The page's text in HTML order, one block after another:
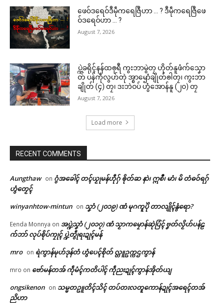
ဌာန်ပရိုၚ်ဗၠးၜးမန်
ရုဲစှ်
ပရိုၚ်လက္ကရဴအိုတ်
🏛 လညာတ်ပါ်ပဲါ
ဗွဳဒဳယဵု
Related
ဗီုလဵုပံက်အာ ပွံက်အဓိပ္ပဲါၜိုဟ်လ
May 18, 2026
In "လိက်ပရေၚ်"
July 14, 2026
In "ဂလာန်ညးဒါန်လိက်"
ဖေဝ်ဒရေဝ်ဒဳမဵုကရေဇြဳဟာ … ? ဒဳမဵုကရေဇြဳဖေ
ဝ်ဒရေဝ်ဟာ … ?
August 7, 2026
ပ္ဍဲခရိုၚ်နန်ထၜုရဳ ကွးဘာမွဲတၠ ဟိုတ်နူဖံက်သၞော
တ် ပန်ကဵုလွဟ်တုဲ အ္စာၝောံချိုတ်ၜါတၠ၊ ကွးဘာ
ချိုတ် (၄) တၠ၊ ဒးဘဲဝပ် ဟွံအောန်နူ (၂၀) တၠ
August 7, 2026
Load more
RECENT COMMENTS
Aungthaw on ဂွံအခေါၚ် တၚ်ယၟုမန်ဟီုဂှ် ၜိုတ်ဆ နာဲ၊ ဣစဳ၊ မာံ၊ မိ တံဓဝ်ရဂှ်
ဟွံတၟေၚ်
winyanhtow-mintun on သၞာံ (၂၀၁၉) ဏံ မုဂကူပိုဲ တာလျိုၚ်နွံရော?
Eenda Monnya on အပ္ဍဲသၞာံ (၂၀၁၇) ဏံ သၟာကမၠောန်ဆုဲပြံၚ် ဗၞတ်လၟိဟ်ပန်ဠ
က်ဘာ် လုပ်စိုပ်ကၠုၚ် ပ္ဍဲတွဵုရးဍုၚ်မန်
mro on ရဲကွာန်မုဟ်ဒုန်တံ ဟွံပေၚ်စိုတ် လ္တူဥက္ကဌကွာန်
mro on ဗော်မန်တအ် ကဵုမံၚ်ကတိပါၚ် ကဵုညးဍုၚ်ကွာန်အိုတ်ယျ
ongsikenon on သမ္မတဥူတိၚ်သိၚ် တပ်တးလတူကောန်ဍုၚ်အရေၚ်တအ်
ညိဟာ